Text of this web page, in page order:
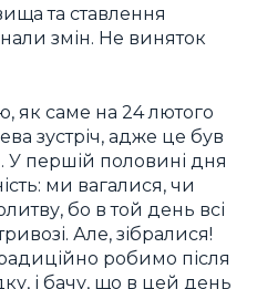
та ставлення
змін. Не виняток
як саме на 24 лютого
зустріч, адже це був
У першій половині дня
ми вагалися, чи
бо в той день всі
Але, зібралися!
робимо після
і бачу, що в цей день